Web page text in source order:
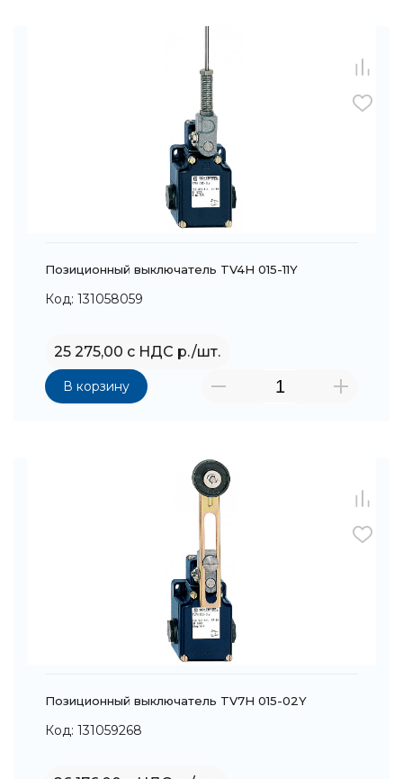
Позиционный выключатель TV4H 015-11Y
Код: 131058059
25 275,00 с НДС р./шт.
В корзину
Позиционный выключатель TV7H 015-02Y
Код: 131059268